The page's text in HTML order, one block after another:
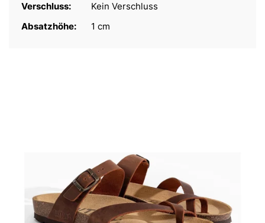
Verschluss:
Kein Verschluss
Absatzhöhe:
1 cm